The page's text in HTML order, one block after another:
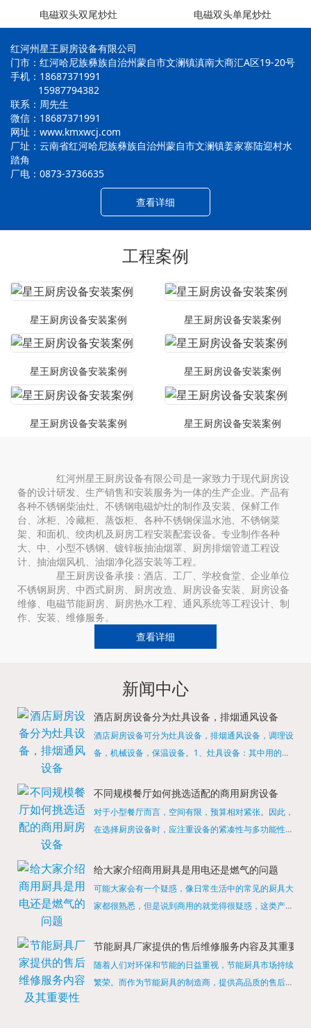
电磁双头双尾炒灶 电磁双头单尾炒灶
红河州星王厨房设备有限公司
门市：红河哈尼族彝族自治州蒙自市文澜镇滇南大商汇A区19-20号
手机：18687371991
15987794382
联系：周先生
微信：18687371991
网址：www.kmxwcj.com
厂址：云南省红河哈尼族彝族自治州蒙自市文澜镇姜家寨陆迎村水
踏角
厂电：0873-3736635
查看详细
工程案例
星王厨房设备安装案例 星王厨房设备安装案例
星王厨房设备安装案例 星王厨房设备安装案例
星王厨房设备安装案例 星王厨房设备安装案例
红河州星王厨房设备有限公司是一家致力于现代厨房设
备的设计研发、生产销售和安装服务为一体的生产企业。产品有
各种不锈钢柴油灶、不锈钢电磁炉灶的制作及安装、保鲜工作
台、冰柜、冷藏柜、蒸饭柜、各种不锈钢保温水池、不锈钢菜
架、和面机、绞肉机及厨房工程安装配套设备。专业制作各种
大、中、小型不锈钢、镀锌板抽油烟罩、厨房排烟管道工程设
计、抽油烟风机、油烟净化器安装等工程。
星王厨房设备承接：酒店、工厂、学校食堂、企业单位
不锈钢厨房、中西式厨房、厨房改造、厨房设备安装、厨房设备
维修、电磁节能厨房、厨房热水工程、通风系统等工程设计、制
作、安装、维修服务。
查看详细
新闻中心
酒店厨房设备分为灶具设备，排烟通风设备
酒店厨房设备可分为灶具设备，排烟通风设备，调理设
备，机械设备，保温设备。1、灶具设备：其中用的较
缺少的，经过相关检测证明的合格设备才能进行使用，
不同规模餐厅如何挑选适配的商用厨房设备
对于小型餐厅而言，空间有限，预算相对紧张。因此，
在选择厨房设备时，应注重设备的紧凑性与多功能性。
烹饪设备，既能节省空间，又能满足多样化的烹饪需
给大家介绍商用厨具是用电还是燃气的问题
可能大家会有一个疑惑，像日常生活中的常见的厨具大
家都很熟悉，但是说到商用的就觉得很疑惑，这类产品
店用的就是商用的吗?还真别说，真被大家猜对了，这
节能厨具厂家提供的售后维修服务内容及其重要性
随着人们对环保和节能的日益重视，节能厨具市场持续
繁荣。而作为节能厨具的制造商，提供高品质的售后维